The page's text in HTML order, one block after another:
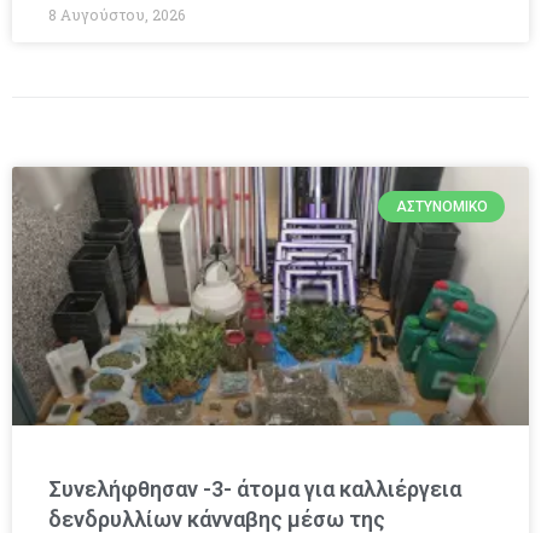
8 Αυγούστου, 2026
ΑΣΤΥΝΟΜΙΚΌ
Συνελήφθησαν -3- άτομα για καλλιέργεια
δενδρυλλίων κάνναβης μέσω της